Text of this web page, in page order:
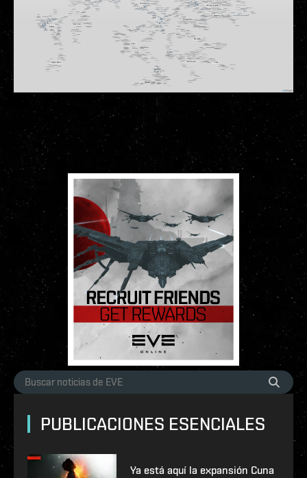
PUBLICACIONES ESENCIALES
Ya está aquí la expansión Cuna